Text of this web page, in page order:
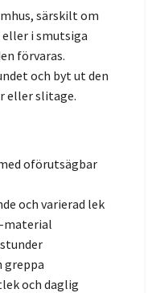
särskilt om
eller i smutsiga
förvaras.
och byt ut den
eller slitage.
oförutsägbar
och varierad lek
material
greppa
och daglig